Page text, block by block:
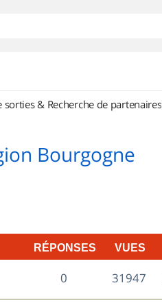
& Recherche de partenaires
Bourgogne
RÉPONSES VUES
0R
é
31947V
u